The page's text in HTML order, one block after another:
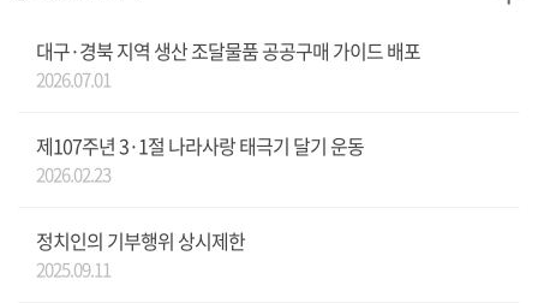
대구·경북 지역 생산 조달물품 공공구매 가이드 배포
2026.07.01
제107주년 3·1절 나라사랑 태극기 달기 운동
2026.02.23
정치인의 기부행위 상시제한
2025.09.11